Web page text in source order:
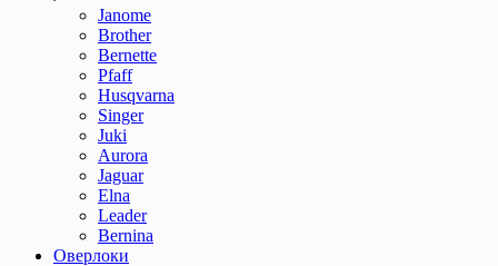
Janome
Brother
Bernette
Pfaff
Husqvarna
Singer
Juki
Aurora
Jaguar
Elna
Leader
Bernina
Оверлоки